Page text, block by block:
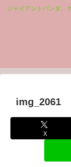
ジャイアントパンダ、
img_2061
X